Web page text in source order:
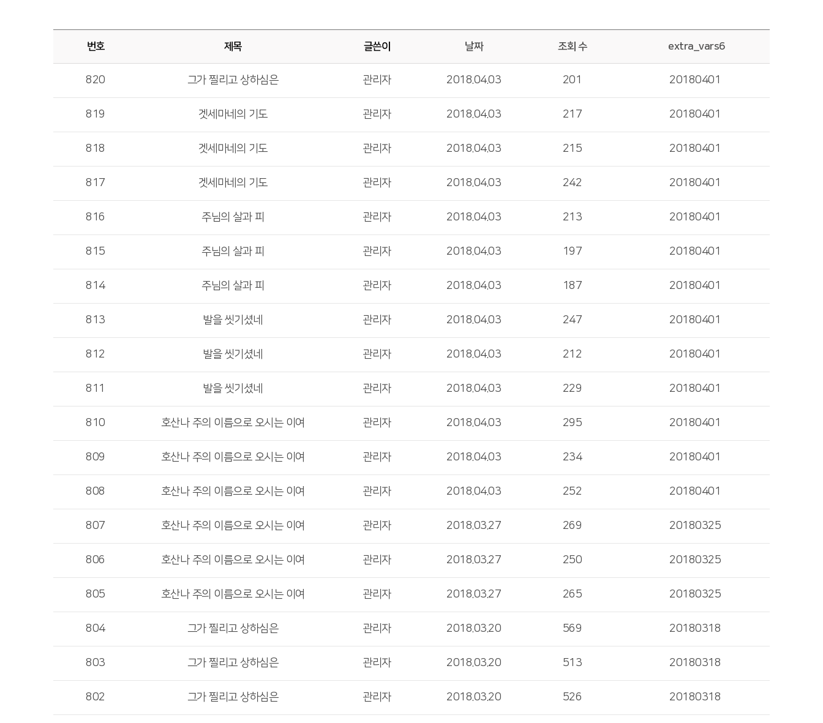
번호 제목 글쓴이 날짜 조회 수 extra_vars6
820 그가 찔리고 상하심은 관리자 2018.04.03 201 20180401
819 겟세마네의 기도 관리자 2018.04.03 217 20180401
818 겟세마네의 기도 관리자 2018.04.03 215 20180401
817 겟세마네의 기도 관리자 2018.04.03 242 20180401
816 주님의 살과 피 관리자 2018.04.03 213 20180401
815 주님의 살과 피 관리자 2018.04.03 197 20180401
814 주님의 살과 피 관리자 2018.04.03 187 20180401
813 발을 씻기셨네 관리자 2018.04.03 247 20180401
812 발을 씻기셨네 관리자 2018.04.03 212 20180401
811 발을 씻기셨네 관리자 2018.04.03 229 20180401
810 호산나 주의 이름으로 오시는 이여 관리자 2018.04.03 295 20180401
809 호산나 주의 이름으로 오시는 이여 관리자 2018.04.03 234 20180401
808 호산나 주의 이름으로 오시는 이여 관리자 2018.04.03 252 20180401
807 호산나 주의 이름으로 오시는 이여 관리자 2018.03.27 269 20180325
806 호산나 주의 이름으로 오시는 이여 관리자 2018.03.27 250 20180325
805 호산나 주의 이름으로 오시는 이여 관리자 2018.03.27 265 20180325
804 그가 찔리고 상하심은 관리자 2018.03.20 569 20180318
803 그가 찔리고 상하심은 관리자 2018.03.20 513 20180318
802 그가 찔리고 상하심은 관리자 2018.03.20 526 20180318